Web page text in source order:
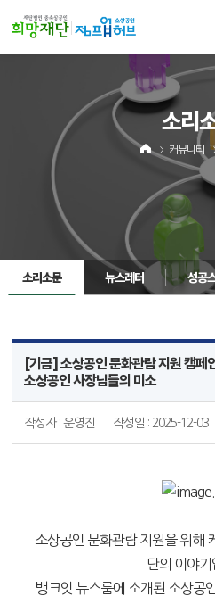
소리
커뮤니티
소리소문 뉴스레터 성공
[기금] 소상공인 문화관람 지원 캠페
소상공인 사장님들의 미소
작성자 : 운영진 작성일 : 2025-12-03
소상공인 문화관람 지원을 위해
단의 이야기
뱅크잇 뉴스룸에 소개된 소상공